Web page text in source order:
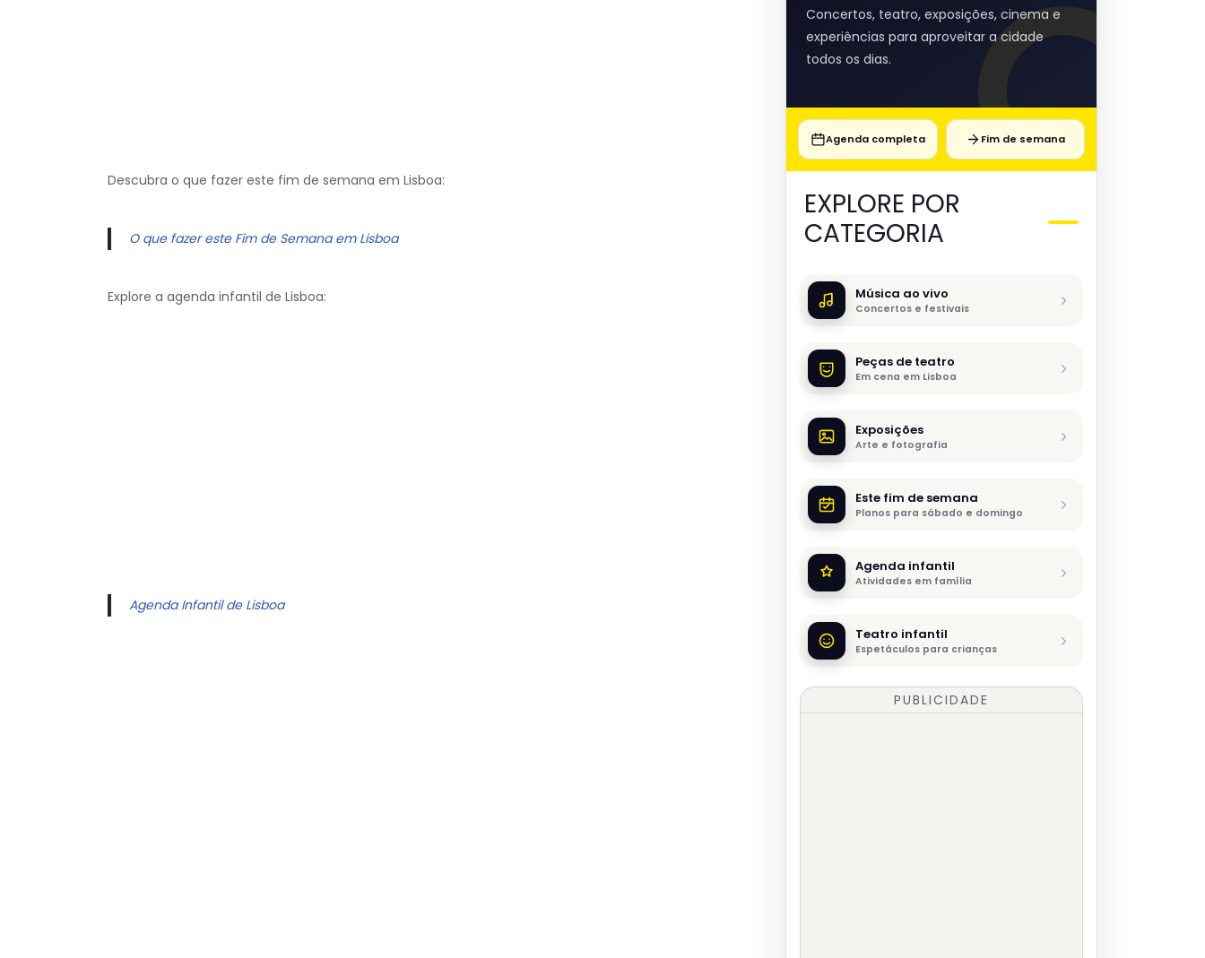
Descubra o que fazer este fim de semana em Lisboa:
O que fazer este Fim de Semana em Lisboa
Explore a agenda infantil de Lisboa:
Agenda Infantil de Lisboa
Concertos, teatro, exposições, cinema e
experiências para aproveitar a cidade
todos os dias.
Agenda completa Fim de semana
EXPLORE POR
CATEGORIA
Música ao vivo
Concertos e festivais
Peças de teatro
Em cena em Lisboa
Exposições
Arte e fotografia
Este fim de semana
Planos para sábado e domingo
Agenda infantil
Atividades em família
Teatro infantil
Espetáculos para crianças
PUBLICIDADE